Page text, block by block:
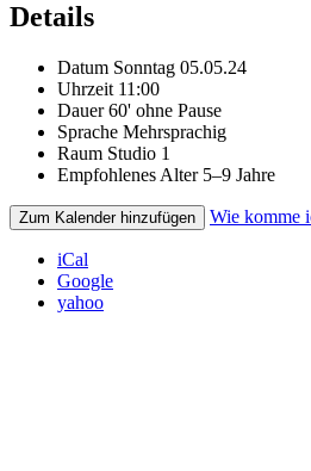
Details
Datum Sonntag 05.05.24
Uhrzeit 11:00
Dauer 60' ohne Pause
Sprache Mehrsprachig
Raum Studio 1
Empfohlenes Alter 5–9 Jahre
Zum Kalender hinzufügen Wie komme
iCal
Google
yahoo